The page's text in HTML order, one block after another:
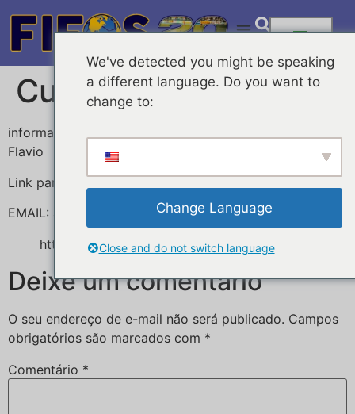
Curso On Line
informações no watshapp: 9.7668-3165 com prof.
Flavio
Link para inscrições
EMAIL:
arbitragemcbss@gmail.com
https://forms.gle/GxJDqd4rAXsLZjuZ8
Deixe um comentário
O seu endereço de e-mail não será publicado. Campos
obrigatórios são marcados com *
Comentário *
We've detected you might be speaking
a different language. Do you want to
change to:
Change Language
Close and do not switch language